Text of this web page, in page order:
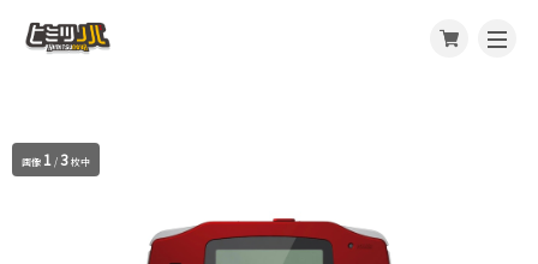
画像 1 /3枚中